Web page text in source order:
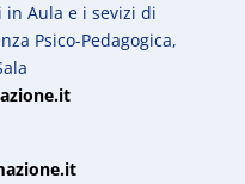
Aula e i sevizi di
Psico-Pedagogica,